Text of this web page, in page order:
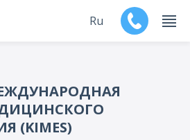
Продукты
Ru
(KIMES)